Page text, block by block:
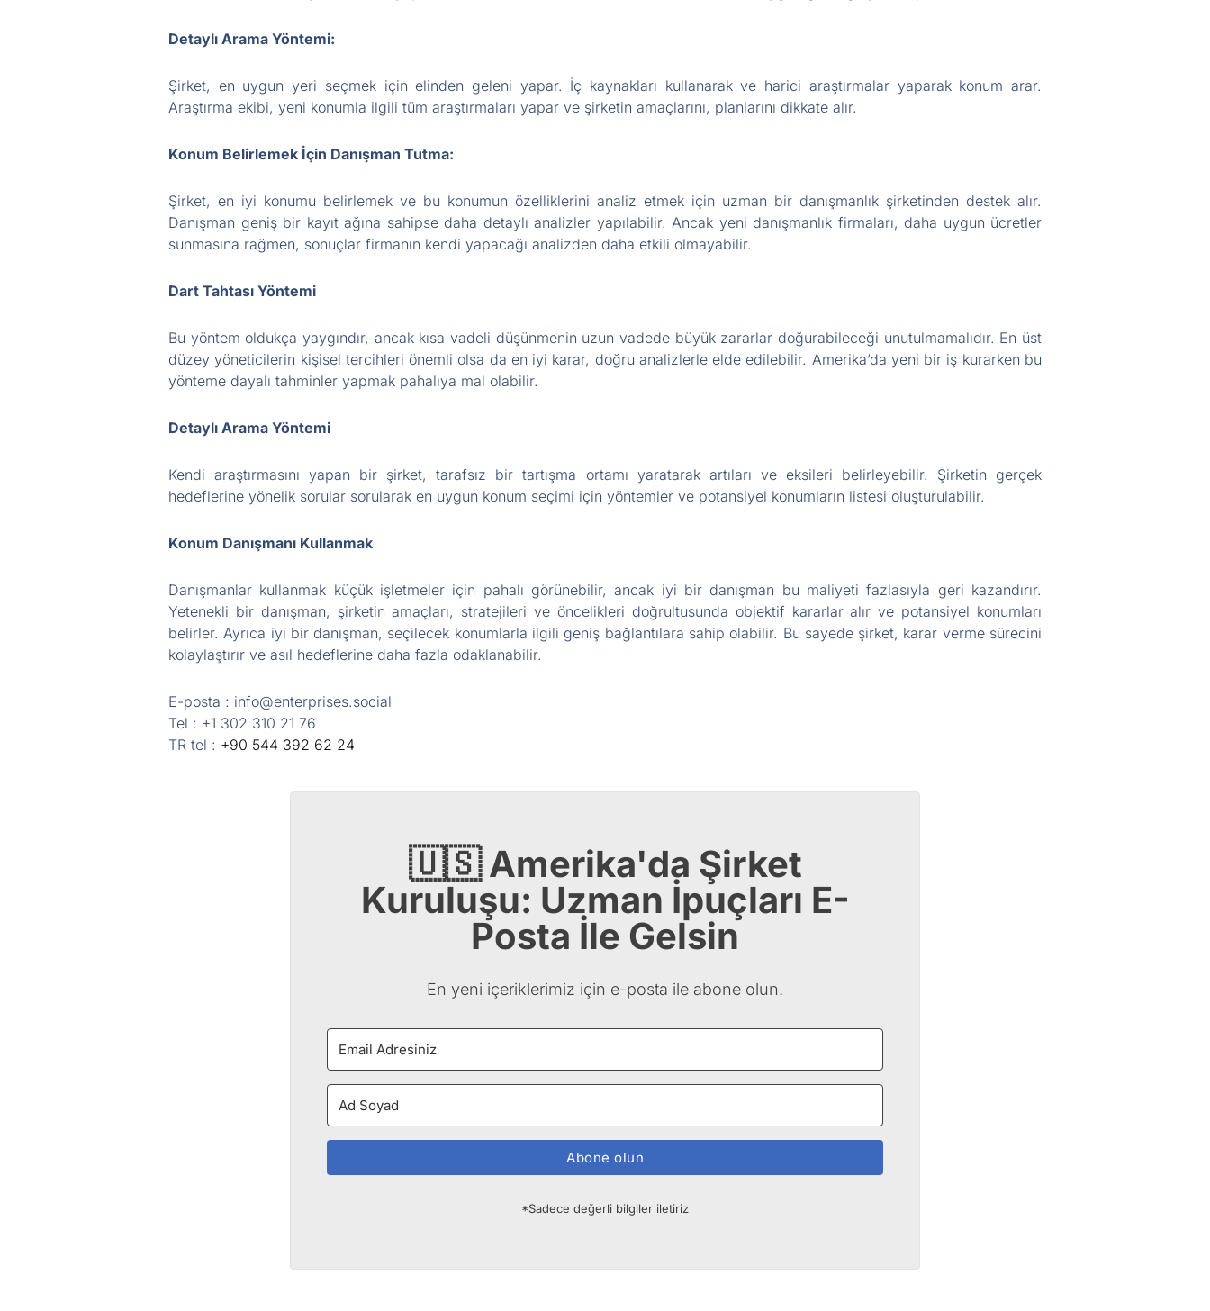
Detaylı Arama Yöntemi:
Şirket, en uygun yeri seçmek için elinden geleni yapar. İç kaynakları kullanarak ve harici araştırmalar yaparak konum arar.
Araştırma ekibi, yeni konumla ilgili tüm araştırmaları yapar ve şirketin amaçlarını, planlarını dikkate alır.
Konum Belirlemek İçin Danışman Tutma:
Şirket, en iyi konumu belirlemek ve bu konumun özelliklerini analiz etmek için uzman bir danışmanlık şirketinden destek alır.
Danışman geniş bir kayıt ağına sahipse daha detaylı analizler yapılabilir. Ancak yeni danışmanlık firmaları, daha uygun ücretler
sunmasına rağmen, sonuçlar firmanın kendi yapacağı analizden daha etkili olmayabilir.
Dart Tahtası Yöntemi
Bu yöntem oldukça yaygındır, ancak kısa vadeli düşünmenin uzun vadede büyük zararlar doğurabileceği unutulmamalıdır. En üst
düzey yöneticilerin kişisel tercihleri önemli olsa da en iyi karar, doğru analizlerle elde edilebilir. Amerika’da yeni bir iş kurarken bu
yönteme dayalı tahminler yapmak pahalıya mal olabilir.
Detaylı Arama Yöntemi
Kendi araştırmasını yapan bir şirket, tarafsız bir tartışma ortamı yaratarak artıları ve eksileri belirleyebilir. Şirketin gerçek
hedeflerine yönelik sorular sorularak en uygun konum seçimi için yöntemler ve potansiyel konumların listesi oluşturulabilir.
Konum Danışmanı Kullanmak
Danışmanlar kullanmak küçük işletmeler için pahalı görünebilir, ancak iyi bir danışman bu maliyeti fazlasıyla geri kazandırır.
Yetenekli bir danışman, şirketin amaçları, stratejileri ve öncelikleri doğrultusunda objektif kararlar alır ve potansiyel konumları
belirler. Ayrıca iyi bir danışman, seçilecek konumlarla ilgili geniş bağlantılara sahip olabilir. Bu sayede şirket, karar verme sürecini
kolaylaştırır ve asıl hedeflerine daha fazla odaklanabilir.
E-posta : info@enterprises.social
Tel : +1 302 310 21 76
TR tel : +90 544 392 62 24
🇺🇸 Amerika'da Şirket
Kuruluşu: Uzman İpuçları E-
Posta İle Gelsin
En yeni içeriklerimiz için e-posta ile abone olun.
Abone olun
*Sadece değerli bilgiler iletiriz